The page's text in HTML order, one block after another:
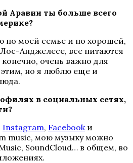
Аравии ты больше всего
по моей семье и по хорошей,
Анджелесе, все питаются
очень важно для
этим, но я люблю еще и
в социальных сетях,
Instagram, Facebook и
music, мою музыку можно
SoundCloud… в общем, во